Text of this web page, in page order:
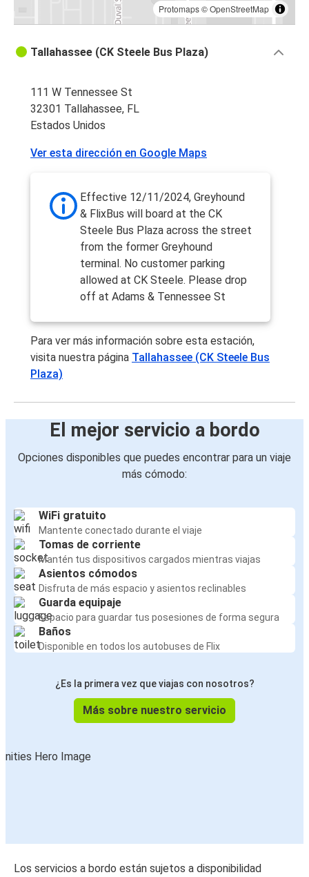
Protomaps©OpenStreetMap
Tallahassee (CK Steele Bus Plaza)
111 W Tennessee St
32301 Tallahassee, FL
Estados Unidos
Ver esta dirección en Google Maps
Effective 12/11/2024, Greyhound
& FlixBus will board at the CK
Steele Bus Plaza across the street
from the former Greyhound
terminal. No customer parking
allowed at CK Steele. Please drop
off at Adams & Tennessee St
Para ver más información sobre esta estación,
visita nuestra página Tallahassee (CK Steele Bus
Plaza)
El mejor servicio a bordo
Opciones disponibles que puedes encontrar para un viaje
más cómodo:
WiFi gratuito
Mantente conectado durante el viaje
Tomas de corriente
Mantén tus dispositivos cargados mientras viajas
Asientos cómodos
Disfruta de más espacio y asientos reclinables
Guarda equipaje
Espacio para guardar tus posesiones de forma segura
Baños
Disponible en todos los autobuses de Flix
¿Es la primera vez que viajas con nosotros?
Más sobre nuestro servicio
Los servicios a bordo están sujetos a disponibilidad